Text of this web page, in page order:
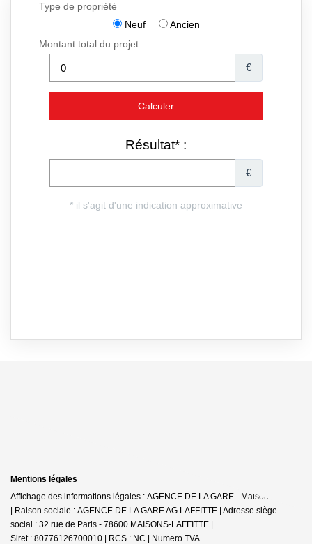
Mentions légales
Affichage des informations légales : AGENCE DE LA GARE - Maisons-Laffitte
| Raison sociale : AGENCE DE LA GARE AG LAFFITTE | Adresse siège
social : 32 rue de Paris - 78600 MAISONS-LAFFITTE |
Siret : 80776126700010 | RCS : NC | Numero TVA